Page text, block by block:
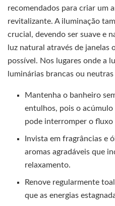
recomendados para criar um
revitalizante. A iluminação
crucial, devendo ser suave e
luz natural através de janelas
possível. Nos lugares onde a
luminárias brancas ou neutras
Mantenha o banheiro
entulhos, pois o
pode interromper o fluxo
Invista em fragrâncias e
aromas agradáveis que
relaxamento.
Renove regularmente
que as energias